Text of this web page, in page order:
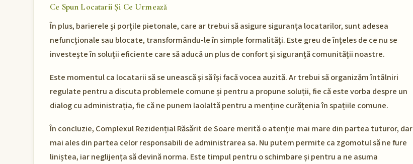
Ce Spun Locatarii Și Ce Urmează
În plus, barierele și porțile pietonale, care ar trebui să asigure siguranța locatarilor, sunt adesea
nefuncționale sau blocate, transformându-le în simple formalități. Este greu de înțeles de ce nu se
investește în soluții eficiente care să aducă un plus de confort și siguranță comunității noastre.
Este momentul ca locatarii să se unească și să își facă vocea auzită. Ar trebui să organizăm întâlniri
regulate pentru a discuta problemele comune și pentru a propune soluții, fie că este vorba despre un
dialog cu administrația, fie că ne punem laolaltă pentru a menține curățenia în spațiile comune.
În concluzie, Complexul Rezidențial Răsărit de Soare merită o atenție mai mare din partea tuturor, dar
mai ales din partea celor responsabili de administrarea sa. Nu putem permite ca zgomotul să ne fure
liniștea, iar neglijența să devină norma. Este timpul pentru o schimbare și pentru a ne asuma